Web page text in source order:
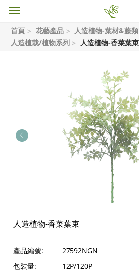
首頁 花藝產品
人造植物-葉材&藤類
人造植栽/植物系列
人造植物-香菜葉束
人造植物-香菜葉束
產品編號:
27592NGN
包裝量:
12P/120P